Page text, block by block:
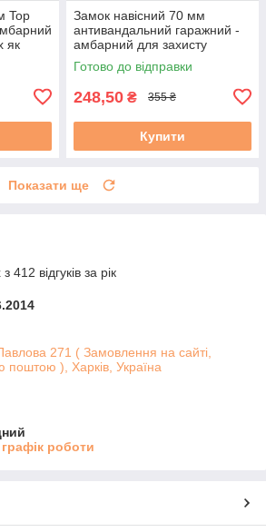
Top
як
Замок навісний 70 мм
антивандальний гаражний -
амбарний для захисту
гаражів, складів, контейнерів,
воріт
Готово до відправки
248,50 ₴ 355 ₴
Купити
Показати ще
412 відгуків за рік
271 ( Замовлення на сайті,
поштою ), Харків, Україна
роботи